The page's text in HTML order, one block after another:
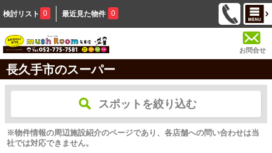
検討リスト 0 最近見た物件 0
お問合せ
長久手市のスーパー
スポットを絞り込む
※物件情報の周辺施設紹介のページであり、各店舗への問い合わせは当
社では対応できません。